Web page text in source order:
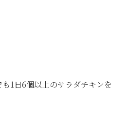
1日6個以上のサラダチキンを